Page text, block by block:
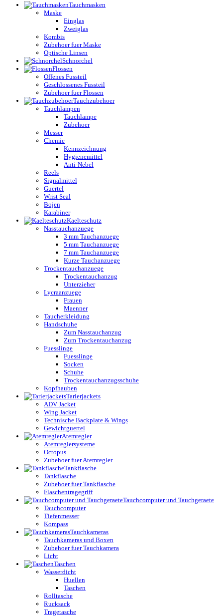
Tauchmasken
Maske
Einglas
Zweiglas
Kombis
Zubehoer fuer Maske
Optische Linsen
Schnorchel
Flossen
Offenes Fussteil
Geschlossenes Fussteil
Zubehoer fuer Flossen
Tauchzubehoer
Tauchlampen
Tauchlampe
Zubehoer
Messer
Chemie
Kennzeichnung
Hygienemittel
Anti-Nebel
Reels
Signalmittel
Guertel
Wrist Seal
Bojen
Karabiner
Kaelteschutz
Nasstauchanzuege
3 mm Tauchanzuege
5 mm Tauchanzuege
7 mm Tauchanzuege
Kurze Tauchanzuege
Trockentauchanzuege
Trockentauchanzug
Unterzieher
Lycraanzuege
Frauen
Maenner
Taucherkleidung
Handschuhe
Zum Nasstauchanzug
Zum Trockentauchanzug
Fuesslinge
Fuesslinge
Socken
Schuhe
Trockentauchanzugsschuhe
Kopfhauben
Tarierjackets
ADV Jacket
Wing Jacket
Technische Backplate & Wings
Gewichtguertel
Atemregler
Atemreglersysteme
Octopus
Zubehoer fuer Atemregler
Tankflasche
Tankflasche
Zubehoer fuer Tankflasche
Flaschentragegriff
Tauchcomputer und Tauchgeraete
Tauchcomputer
Tiefenmesser
Kompass
Tauchkameras
Tauchkameras und Boxen
Zubehoer fuer Tauchkamera
Licht
Taschen
Wasserdicht
Huellen
Taschen
Rolltasche
Rucksack
Tragetasche